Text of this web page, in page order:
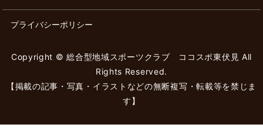
プライバシーポリシー
Copyright © 総合型地域スポーツクラブ ココスポ東伏見 All
Rights Reserved.
【掲載の記事・写真・イラストなどの無断複写・転載等を禁じま
す】